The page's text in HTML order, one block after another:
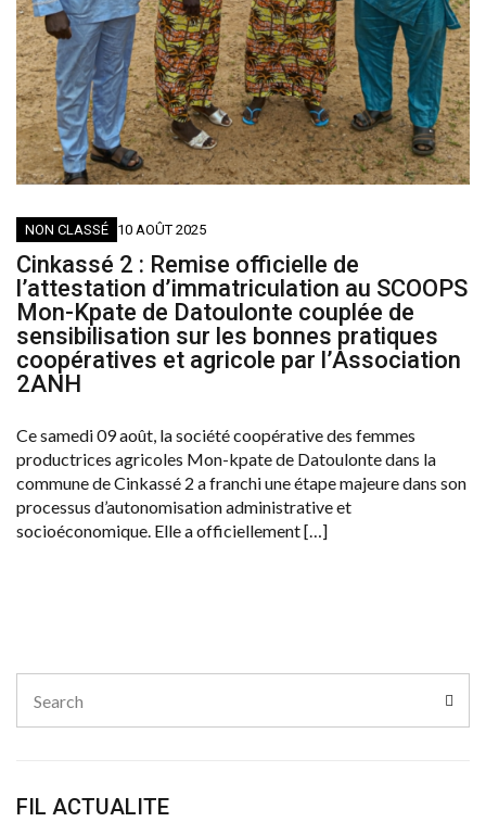
NON CLASSÉ 10 AOÛT 2025
Cinkassé 2 : Remise officielle de
l’attestation d’immatriculation au SCOOPS
Mon-Kpate de Datoulonte couplée de
sensibilisation sur les bonnes pratiques
coopératives et agricole par l’Association
2ANH
Ce samedi 09 août, la société coopérative des femmes
productrices agricoles Mon-kpate de Datoulonte dans la
commune de Cinkassé 2 a franchi une étape majeure dans son
processus d’autonomisation administrative et
socioéconomique. Elle a officiellement […]
for:
FIL ACTUALITE